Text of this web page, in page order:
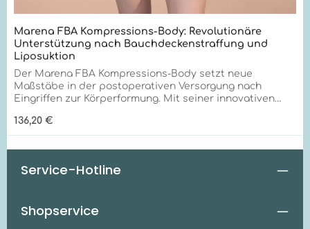
Marena FBA Kompressions-Body: Revolutionäre
Unterstützung nach Bauchdeckenstraffung und
Liposuktion
Der Marena FBA Kompressions-Body setzt neue
Maßstäbe in der postoperativen Versorgung nach
Eingriffen zur Körperformung. Mit seiner innovativen
Qualitätsmerkmalen bietet er unübertroffene
Unterstützung für Bauch, Rücken und Hüften. Optimale
Unterstützung für Taillendefinition und Rückenformung
für: Nachsorge nach Bauchdeckenstraffung
Gezielte Rückenformung Effektive Hüftkonturierung
Regulärer Preis:
136,20 €
Service-Hotline
Shopservice